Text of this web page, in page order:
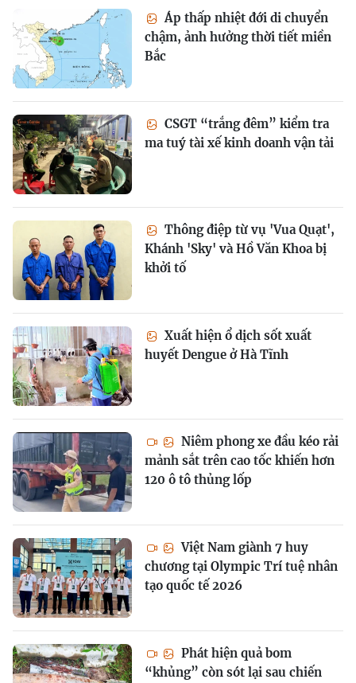
Áp thấp nhiệt đới di chuyển
chậm, ảnh hưởng thời tiết miền
Bắc
CSGT “trắng đêm” kiểm tra
ma tuý tài xế kinh doanh vận tải
Thông điệp từ vụ 'Vua Quạt',
Khánh 'Sky' và Hồ Văn Khoa bị
khởi tố
Xuất hiện ổ dịch sốt xuất
huyết Dengue ở Hà Tĩnh
Niêm phong xe đầu kéo rải
mảnh sắt trên cao tốc khiến hơn
120 ô tô thủng lốp
Việt Nam giành 7 huy
chương tại Olympic Trí tuệ nhân
tạo quốc tế 2026
Phát hiện quả bom
“khủng” còn sót lại sau chiến